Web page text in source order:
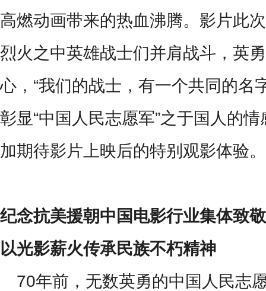
高燃动画带来的热血沸腾。影片此
烈火之中英雄战士们并肩战斗，英
心，“我们的战士，有一个共同的
彰显“中国人民志愿军”之于国人的
加期待影片上映后的特别观影体验。
纪念抗美援朝中国电影行业集体致敬
以光影薪火传承民族不朽精神
70年前，无数英勇的中国人民志